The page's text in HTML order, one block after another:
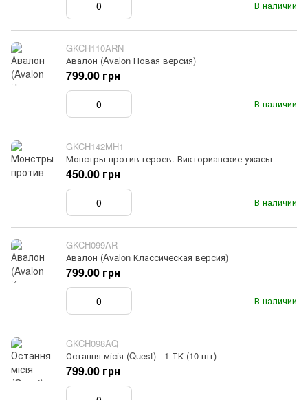
В наличии
GKCH110ARN
Авалон (Avalon Новая версия)
В наличии
799.00 грн
GKCH142MH1
Монстры против героев. Викторианские ужасы
В наличии
450.00 грн
GKCH099AR
Авалон (Avalon Классическая версия)
В наличии
799.00 грн
GKCH098AQ
Остання місія (Quest) - 1 ТК (10 шт)
799.00 грн